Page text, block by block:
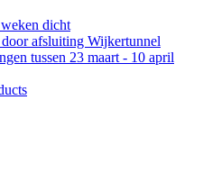
dicht
afsluiting Wijkertunnel
tussen 23 maart - 10 april